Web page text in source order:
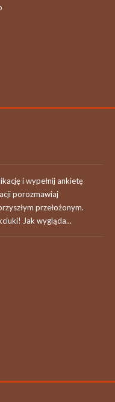
i wypełnij ankietę
porozmawiaj
przełożonym.
Jak wygląda...